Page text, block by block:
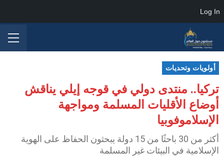
أولويات وتحديات
تركيا.. منتدى دولي في قوجه إيلي يناقش
أوضاع الأقليات المسلمة ومواجهة
الإسلاموفوبيا
أكثر من 30 باحثًا من 15 دولة يبحثون الحفاظ على الهوية
الإسلامية في البيئات غير المسلمة
Log In